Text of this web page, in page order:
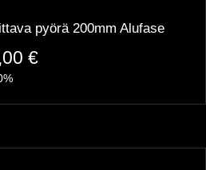
pyörä 200mm Alufase
€